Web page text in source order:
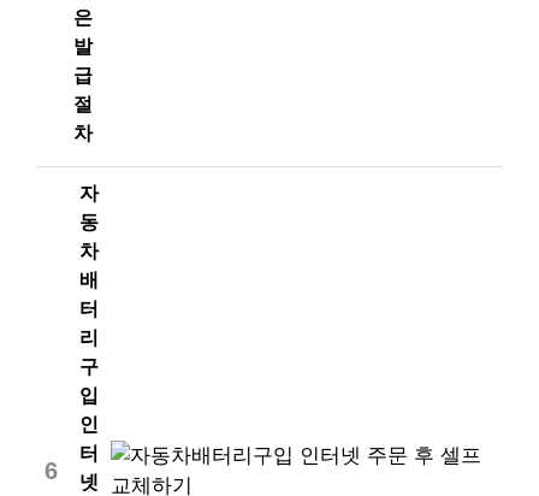
은
발
급
절
차
6
자
동
차
배
터
리
구
입
인
터
넷